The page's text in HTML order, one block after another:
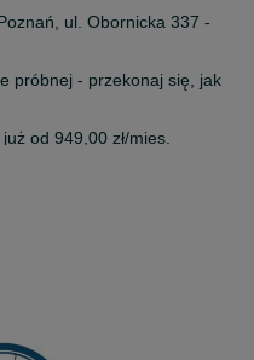
ul. Obornicka 337 -
próbnej - przekonaj się, jak
od 949,00 zł/mies.